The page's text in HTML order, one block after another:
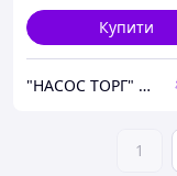
Купити
"НАСОС ТОРГ" Насосне обладнання, інструменти, освітлення
1